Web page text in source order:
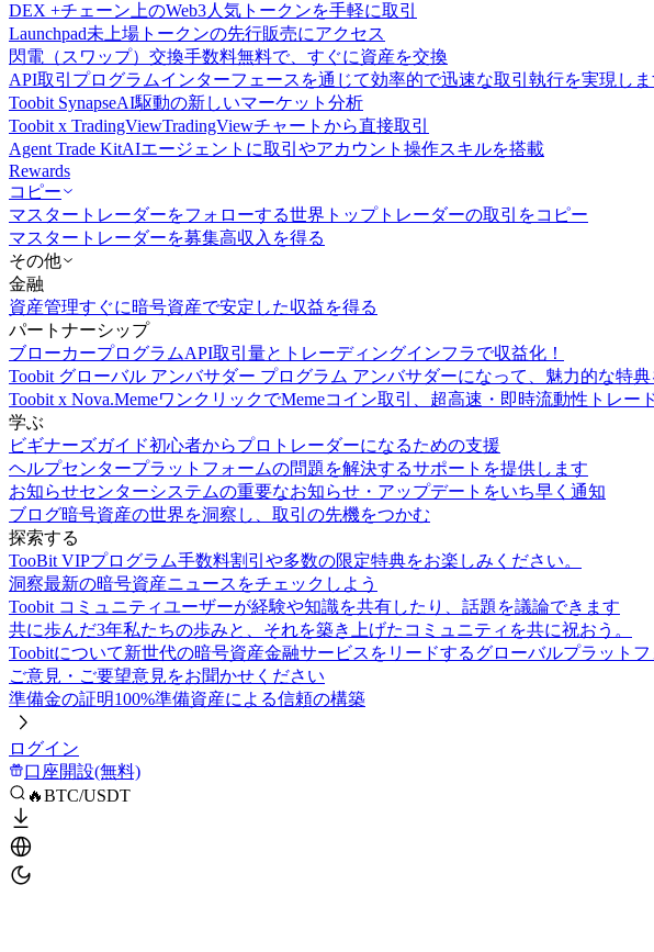
DEX +チェーン上のWeb3人気トークンを手軽に取引
Launchpad未上場トークンの先行販売にアクセス
閃電（スワップ）交換手数料無料で、すぐに資産を交換
API取引 プログラムインターフェースを通じて効率的で迅速な取引執行を実現しま
Toobit SynapseAI駆動の新しいマーケット分析
Toobit x TradingViewTradingViewチャートから直接取引
Agent Trade KitAIエージェントに取引やアカウント操作スキルを搭載
Rewards
コピー
マスタートレーダーをフォローする世界トップトレーダーの取引をコピー
マスタートレーダーを募集高収入を得る
その他
金融
資産管理すぐに暗号資産で安定した収益を得る
パートナーシップ
ブローカープログラムAPI取引量とトレーディングインフラで収益化！
Toobit グローバル アンバサダー プログラム アンバサダーになって、魅力的な特典
Toobit x Nova.MemeワンクリックでMemeコイン取引、超高速・即時流動性トレー
学ぶ
ビギナーズガイド初心者からプロトレーダーになるための支援
ヘルプセンタープラットフォームの問題を解決するサポートを提供します
お知らせセンターシステムの重要なお知らせ・アップデートをいち早く通知
ブログ暗号資産の世界を洞察し、取引の先機をつかむ
探索する
TooBit VIPプログラム手数料割引や多数の限定特典をお楽しみください。
洞察最新の暗号資産ニュースをチェックしよう
Toobit コミュニティユーザーが経験や知識を共有したり、話題を議論できます
共に歩んだ3年私たちの歩みと、それを築き上げたコミュニティを共に祝おう。
Toobitについて新世代の暗号資産金融サービスをリードするグローバルプラットフ
ご意見・ご要望意見をお聞かせください
準備金の証明100%準備資産による信頼の構築
ログイン
口座開設(無料)
🔥BTC/USDT